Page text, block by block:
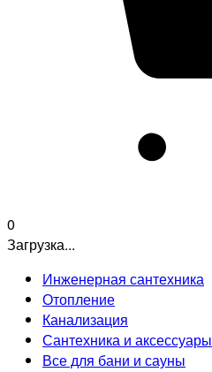
0
Загрузка...
Инженерная сантехника
Отопление
Канализация
Сантехника и аксессуары
Все для бани и сауны